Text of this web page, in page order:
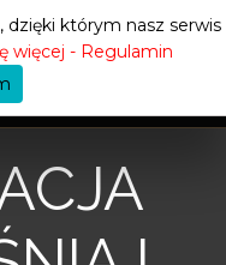
dzięki którym nasz serwis
więcej - Regulamin